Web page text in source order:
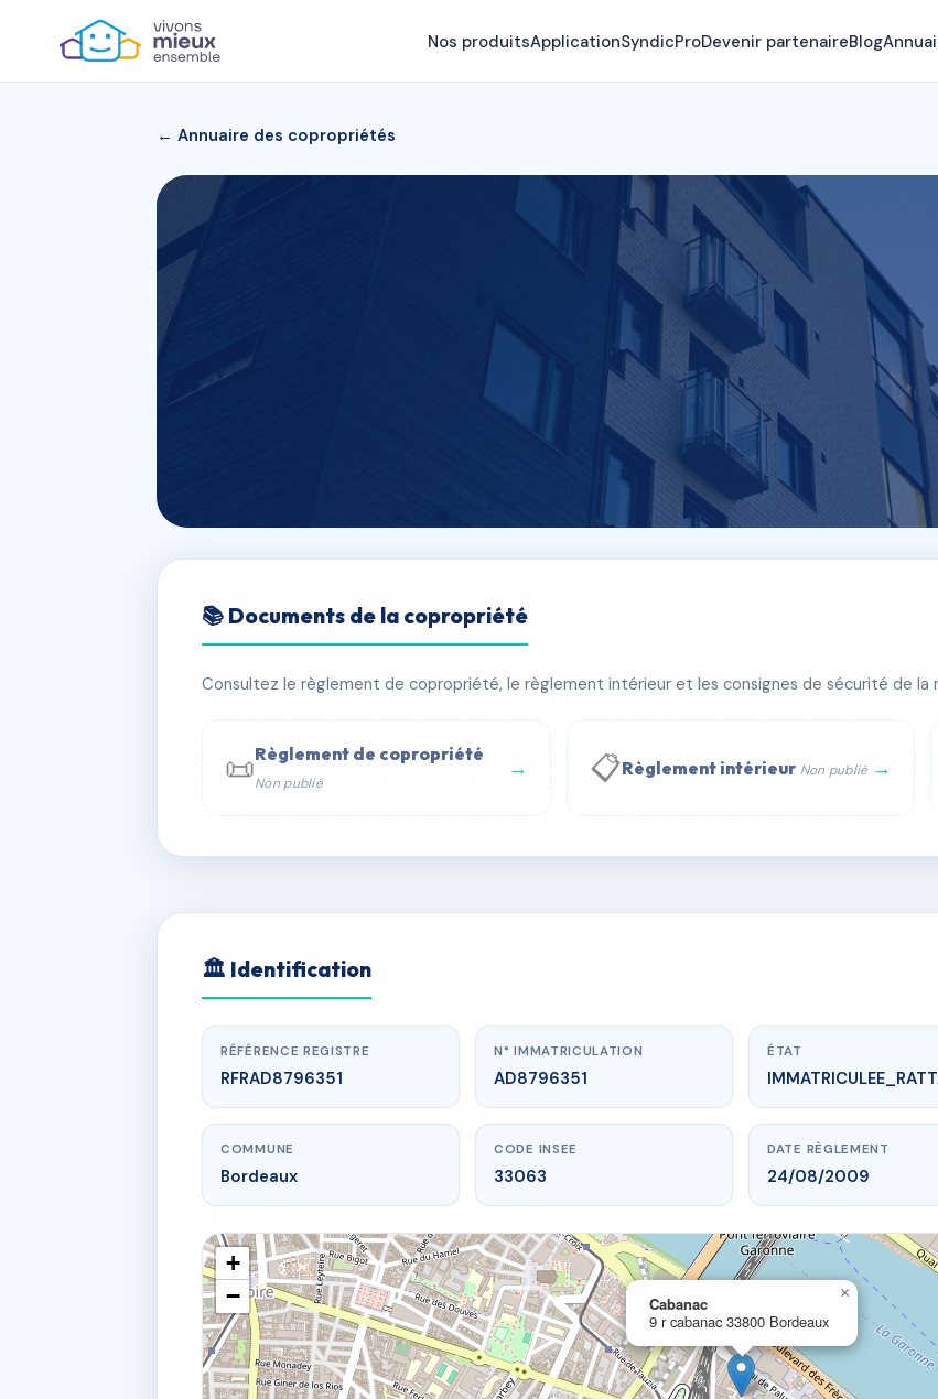
Nos produitsApplicationSyndicProDevenir partenaireBlog
← Annuaire des copropriétés
Cabanac
📍 9 r cabanac 33800 Bordeaux
📞 Contacter Syndic Digital 💬 WhatsApp
📚 Documents de la copropriété
Consultez le règlement de copropriété, le règlement intérieur et les consignes de sécurité de la
📜Règlement de copropriété
Non publié
→ 📋Règlement intérieur Non publié →
AD8796351 🇫🇷
www.vme.plus/AD8796351
Cabanac
9 r cabanac33800 Bordeaux
🏛 Identification
RÉFÉRENCE REGISTRE
RFRAD8796351
N° IMMATRICULATION
AD8796351
ÉTAT
COMMUNE
Bordeaux
CODE INSEE
33063
DATE RÈGLEMENT
24/08/2009
Cabanac
9 r cabanac 33800 Bordeaux
×
+
−